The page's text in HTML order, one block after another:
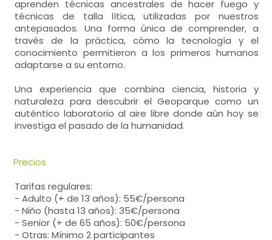
aprenden técnicas ancestrales de hacer fuego y
técnicas de talla lítica, utilizadas por nuestros
antepasados. Una forma única de comprender, a
través de la práctica, cómo la tecnología y el
conocimiento permitieron a los primeros humanos
adaptarse a su entorno.
Una experiencia que combina ciencia, historia y
naturaleza para descubrir el Geoparque como un
auténtico laboratorio al aire libre donde aún hoy se
investiga el pasado de la humanidad.
Precios
Tarifas regulares:
- Adulto (+ de 13 años): 55€/persona
- Niño (hasta 13 años): 35€/persona
- Senior (+ de 65 años): 50€/persona
- Otras: Mínimo 2 participantes